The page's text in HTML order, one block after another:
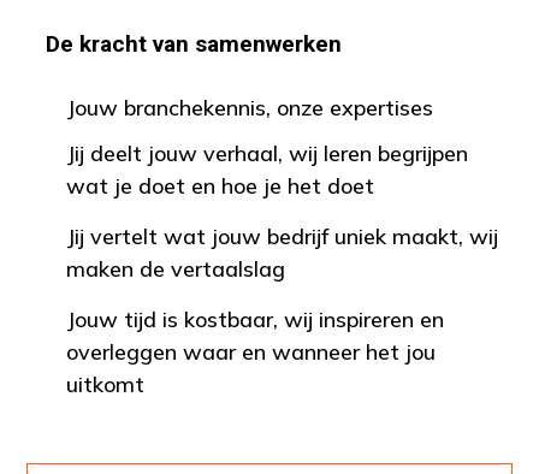
De kracht van samenwerken
Jouw branchekennis, onze expertises
Jij deelt jouw verhaal, wij leren begrijpen
wat je doet en hoe je het doet
Jij vertelt wat jouw bedrijf uniek maakt, wij
maken de vertaalslag
Jouw tijd is kostbaar, wij inspireren en
overleggen waar en wanneer het jou
uitkomt